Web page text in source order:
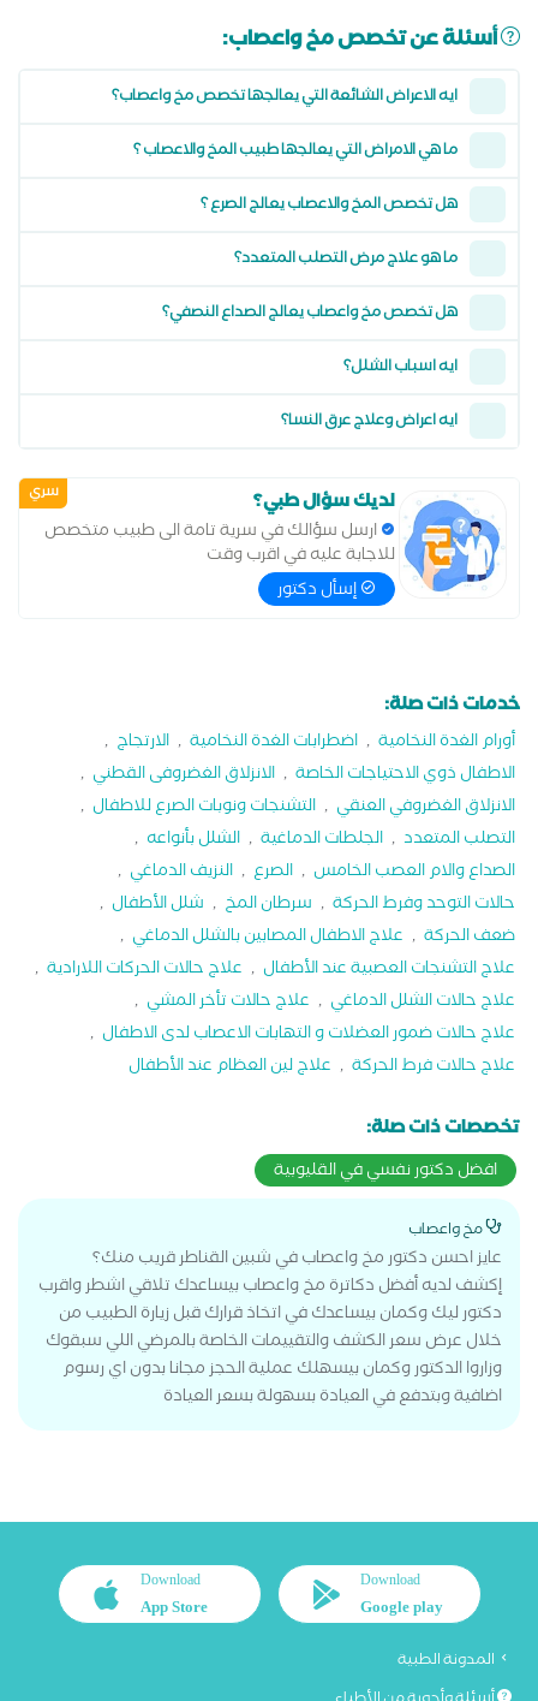
أسئلة عن تخصص مخ واعصاب:
ايه الاعراض الشائعة التي يعالجها تخصص مخ واعصاب؟
ما هي الامراض التي يعالجها طبيب المخ والاعصاب ؟
هل تخصص المخ والاعصاب يعالج الصرع ؟
ما هو علاج مرض التصلب المتعدد؟
هل تخصص مخ واعصاب يعالج الصداع النصفي؟
ايه اسباب الشلل؟
ايه اعراض وعلاج عرق النسا؟
سري لديك سؤال طبي؟
ارسل سؤالك في سرية تامة الى طبيب متخصص
للاجابة عليه في اقرب وقت
إسأل دكتور
خدمات ذات صلة:
أورام الغدة النخامية , اضطرابات الغدة النخامية , الارتجاج ,
الاطفال ذوي الاحتياجات الخاصة , الانزلاق الغضروفى القطني ,
الانزلاق الغضروفي العنقي , التشنجات ونوبات الصرع للاطفال ,
التصلب المتعدد , الجلطات الدماغية , الشلل بأنواعه ,
الصداع والام العصب الخامس , الصرع , النزيف الدماغي ,
حالات التوحد وفرط الحركة , سرطان المخ , شلل الأطفال ,
ضعف الحركة , علاج الاطفال المصابين بالشلل الدماغي ,
علاج التشنجات العصبية عند الأطفال , علاج حالات الحركات اللارادية ,
علاج حالات الشلل الدماغي , علاج حالات تأخر المشي ,
علاج حالات ضمور العضلات و التهابات الاعصاب لدى الاطفال ,
علاج حالات فرط الحركة , علاج لين العظام عند الأطفال
تخصصات ذات صلة:
افضل دكتور نفسي في القليوبية
مخ واعصاب
عايز احسن دكتور مخ واعصاب في شبين القناطر قريب منك؟
إكشف لديه أفضل دكاترة مخ واعصاب بيساعدك تلاقي اشطر واقرب
دكتور ليك وكمان بيساعدك في اتخاذ قرارك قبل زيارة الطبيب من
خلال عرض سعر الكشف والتقييمات الخاصة بالمرضي اللي سبقوك
وزاروا الدكتور وكمان بيسهلك عملية الحجز مجانا بدون اي رسوم
اضافية وبتدفع في العيادة بسهولة بسعر العيادة
Download
Google play
Download
App Store
المدونة الطبية